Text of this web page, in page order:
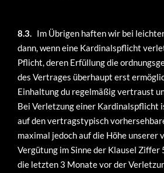
8.3. Im Übrigen haften wir bei
dann, wenn eine Kardinalspflicht
Pflicht, deren Erfüllung die
des Vertrages überhaupt erst
Einhaltung du regelmäßig vertraust
Bei Verletzung einer Kardinalspflicht
auf den vertragstypisch
maximal jedoch auf die Höhe unserer
Vergütung im Sinne der Klausel Ziffer
die letzten 3 Monate vor der